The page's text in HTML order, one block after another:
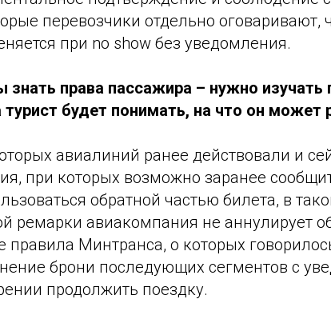
перевозчики отдельно
при no show без уведомления.
знать права пассажира – нужно изучать
турист будет понимать, на что он может
авиалиний ранее действовали и
при которых возможно заранее
обратной частью билета, в
ремарки авиакомпания не аннулирует
правила Минтранса, о которых
брони последующих сегментов с
продолжить поездку.